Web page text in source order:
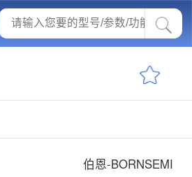
伯恩-BORNSEMI